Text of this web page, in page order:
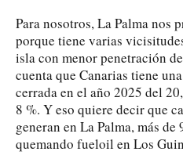
Para nosotros, La Palma nos
porque tiene varias
isla con menor penetración
cuenta que Canarias tiene
cerrada en el año 2025 del
8 %. Y eso quiere decir que
generan en La Palma, más de
quemando fueloil en Los